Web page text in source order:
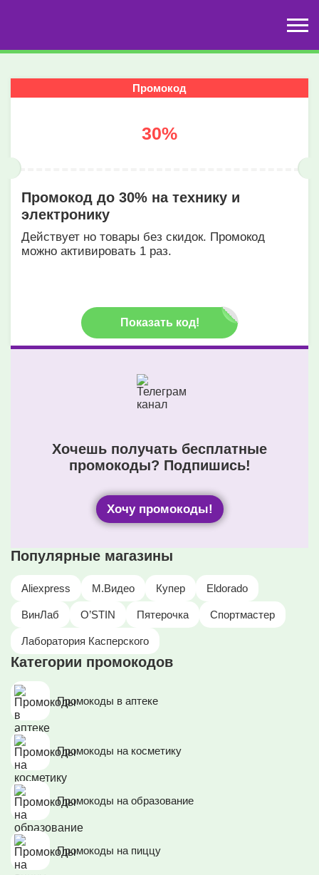
Промокод
30%
Промокод до 30% на технику и
электронику
Действует но товары без скидок. Промокод
можно активировать 1 раз.
Показать код!
Хочешь получать бесплатные
промокоды? Подпишись!
Хочу промокоды!
Популярные магазины
Aliexpress М.Видео Купер Eldorado
ВинЛаб O’STIN Пятерочка Спортмастер
Лаборатория Касперского
Категории промокодов
Промокоды в аптеке
Промокоды на косметику
Промокоды на образование
Промокоды на пиццу